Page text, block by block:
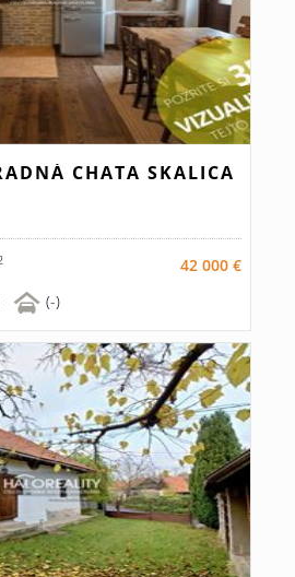
CHATA SKALICA
42 000 €
(-)